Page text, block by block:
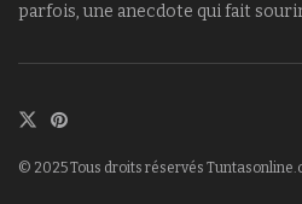
parfois, une anecdote qui fait
© 2025 Tous droits réservés